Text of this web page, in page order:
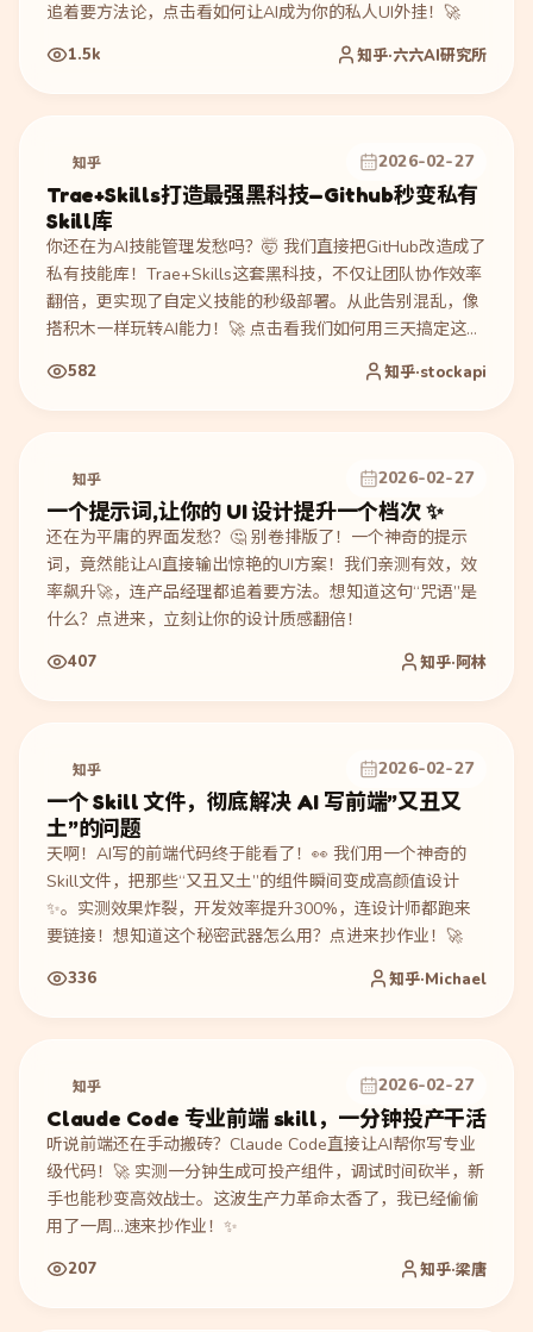
追着要方法论，点击看如何让AI成为你的私人UI外挂！🚀
1.5k 知乎·六六AI研究所
知乎 2026-02-27
Trae+Skills打造最强黑科技—Github秒变私有
Skill库
你还在为AI技能管理发愁吗？🤯 我们直接把GitHub改造成了
私有技能库！Trae+Skills这套黑科技，不仅让团队协作效率
翻倍，更实现了自定义技能的秒级部署。从此告别混乱，像
搭积木一样玩转AI能力！🚀 点击看我们如何用三天搞定这套
582 知乎·stockapi
知乎 2026-02-27
一个提示词,让你的 UI 设计提升一个档次 ✨
还在为平庸的界面发愁？🤔 别卷排版了！一个神奇的提示
词，竟然能让AI直接输出惊艳的UI方案！我们亲测有效，效
率飙升🚀，连产品经理都追着要方法。想知道这句“咒语”是
什么？点进来，立刻让你的设计质感翻倍！
407 知乎·阿林
知乎 2026-02-27
一个 Skill 文件，彻底解决 AI 写前端”又丑又
土”的问题
天啊！AI写的前端代码终于能看了！👀 我们用一个神奇的
Skill文件，把那些“又丑又土”的组件瞬间变成高颜值设计
✨。实测效果炸裂，开发效率提升300%，连设计师都跑来
要链接！想知道这个秘密武器怎么用？点进来抄作业！🚀
336 知乎·Michael
知乎 2026-02-27
Claude Code 专业前端 skill，一分钟投产干活
听说前端还在手动搬砖？Claude Code直接让AI帮你写专业
级代码！🚀 实测一分钟生成可投产组件，调试时间砍半，新
手也能秒变高效战士。这波生产力革命太香了，我已经偷偷
用了一周…速来抄作业！✨
207 知乎·梁唐